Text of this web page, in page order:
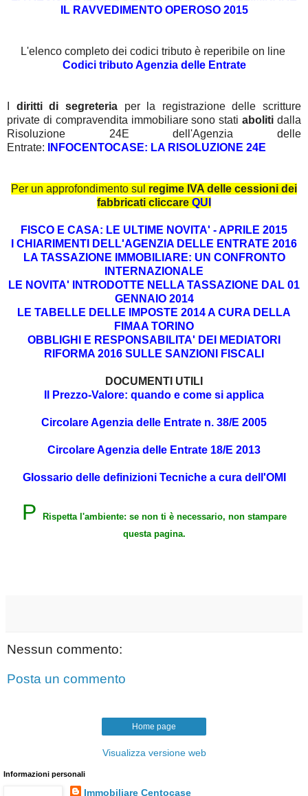
IL RAVVEDIMENTO OPEROSO 2015
L'elenco completo dei codici tributo è reperibile on line
Codici tributo Agenzia delle Entrate
diritti di segreteriaper la registrazione delle scritture
private di compravendita immobiliare sono statiaboliti dalla
Risoluzione 24E dell'Agenzia delle
Entrate:
INFOCENTOCASE: LA RISOLUZIONE 24E
Per un approfondimento sul regime IVA delle cessioni dei
fabbricati cliccare QUI
FISCO E CASA: LE ULTIME NOVITA' - APRILE 2015
I CHIARIMENTI DELL'AGENZIA DELLE ENTRATE 2016
LA TASSAZIONE IMMOBILIARE: UN CONFRONTO
INTERNAZIONALE
LE NOVITA' INTRODOTTE NELLA TASSAZIONE DAL 01
GENNAIO 2014
LE TABELLE DELLE IMPOSTE 2014 A CURA DELLA
FIMAA TORINO
OBBLIGHI E RESPONSABILITA' DEI MEDIATORI
RIFORMA 2016 SULLE SANZIONI FISCALI
DOCUMENTI UTILI
Il Prezzo-Valore: quando e come si applica
Circolare Agenzia delle Entrate n. 38/E 2005
Circolare Agenzia delle Entrate 18/E 2013
Glossario delle definizioni Tecniche a cura dell'OMI
P
Rispetta l'ambiente: se non ti è necessario, non stampare
questa pagina.
Nessun commento:
Posta un commento
Home page
Visualizza versione web
Informazioni personali
Immobiliare Centocase